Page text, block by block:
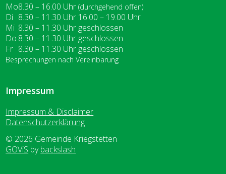
Wochentag VormittagNachmittag
Montag
8.30 – 16.00 Uhr (durchgehend offen)
Dienstag
8.30 – 11.30 Uhr 16.00 – 19.00 Uhr
Mittwoch
8.30 – 11.30 Uhr geschlossen
Do nnerstag
8.30 – 11.30 Uhr geschlossen
Freitag
8.30 – 11.30 Uhr geschlossen
Besprechungen nach Vereinbarung
Impressum
Impressum & Disclaimer
Datenschutzerklärung
© 2026 Gemeinde Kriegstetten
GOViS bybackslash